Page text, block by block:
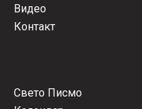
Видео
Контакт
Свето Писмо